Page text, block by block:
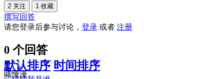
2 关注 1 收藏
撰写回答
请您登录后参与讨论， 登录 或者 注册
0 个回答
默认排序 时间排序
骆慢漫